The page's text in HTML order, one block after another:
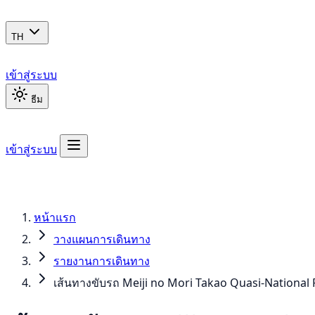
TH
เข้าสู่ระบบ
ธีม
เข้าสู่ระบบ
หน้าแรก
วางแผนการเดินทาง
รายงานการเดินทาง
เส้นทางขับรถ Meiji no Mori Takao Quasi-National